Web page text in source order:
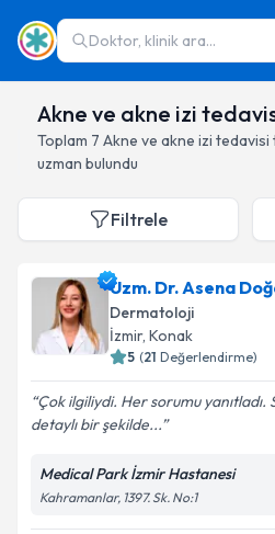
Doktor, klinik ara...
Akne ve akne izi
Toplam 7 Akne ve akne izi tedavisi
uzman bulundu
Filtrele
Uzm. Dr. Asena
Dermatoloji
İzmir, Konak
5 (21 Değerlendirme)
Çok ilgiliydi. Her sorumu yanıtladı.
detaylı bir şekilde...
Medical Park İzmir Hastanesi
Kahramanlar, 1397. Sk. No:1